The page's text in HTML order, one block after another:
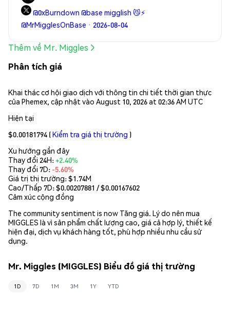
@0xBurndown @base migglish 😼⚡️
@MrMigglesOnBase · 2026-08-04
Thêm về Mr. Miggles
Phân tích giá
Khai thác cơ hội giao dịch với thông tin chi tiết thời gian thực
của Phemex, cập nhật vào August 10, 2026 at 02:36 AM UTC
Hiện tại
$0.00181794 (Kiểm tra giá thị trường )
Xu hướng gần đây
Thay đổi 24H:+2.40%
Thay đổi 7D: -5.60%
Giá trị thị trường:$1.74M
Cao/Thấp 7D: $0.00207881 / $0.00167602
Cảm xúc cộng đồng
The community sentiment is now Tăng giá. Lý do nên mua
MIGGLES là vì sản phẩm chất lượng cao, giá cả hợp lý, thiết kế
hiện đại, dịch vụ khách hàng tốt, phù hợp nhiều nhu cầu sử
dụng.
Mr. Miggles (MIGGLES) Biểu đồ giá thị trường
1D 7D 1M 3M 1Y YTD